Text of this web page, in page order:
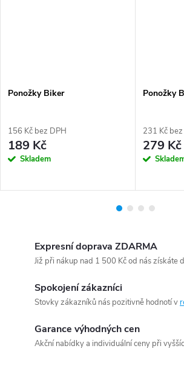
Expresní doprava ZDARMA
Již při nákup nad 1 500 Kč od nás získáte
Spokojení zákazníci
Stovky zákazníků nás pozitivně hodnotí v
Garance výhodných cen
Akční nabídky a individuální ceny při
Ponožky Biker
156 Kč bez DPH
189 Kč
Skladem
Ponožky
231 Kč
279 Kč